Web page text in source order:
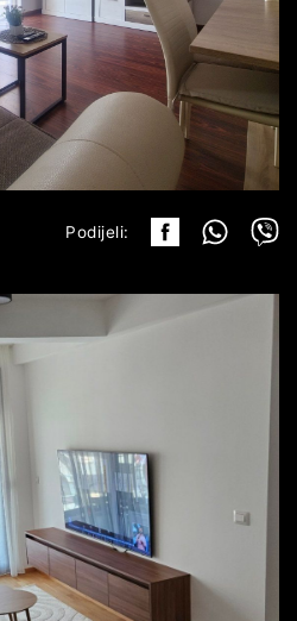
DETALJI
Podijeli: